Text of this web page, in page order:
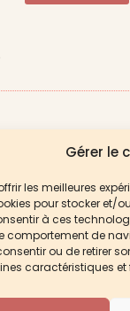
Gérer le
les meilleures
pour stocker et/
à ces
comportement de
ou de retirer
caractéristiques et
bananes